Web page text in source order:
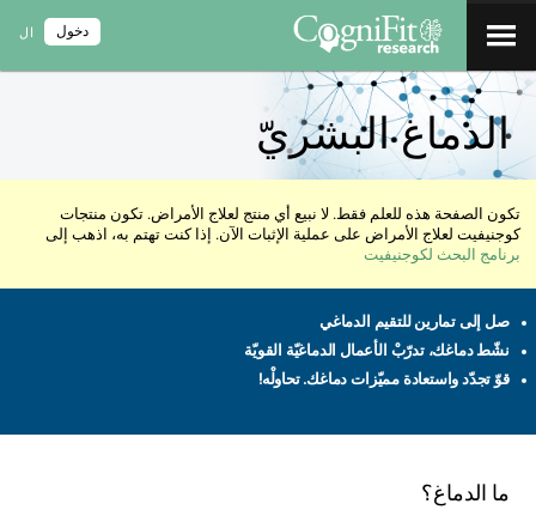
ال دخول
الدماغ البشريّ
تكون الصفحة هذه للعلم فقط. لا نبيع أي منتج لعلاج الأمراض. تكون منتجات
كوجنيفيت لعلاج الأمراض على عملية الإثبات الآن. إذا كنت تهتم به، اذهب إلى
برنامج البحث لكوجنيفيت
صل إلى تمارين للتقيم الدماغي
نشّط دماغك، تدرّبْ الأعمال الدماغيّة القويّة
قوّ تجدّد واستعادة مميّزات دماغك. تحاولْه!
ما الدماغ؟